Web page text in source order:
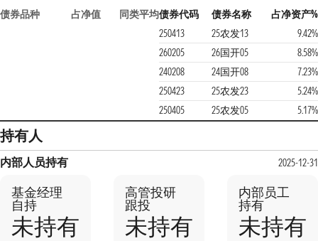
债券品种 占净值 同类平均债券代码
债券名称
占净资产%
250413
25农发13
9.42%
260205
26国开05
8.58%
240208
24国开08
7.23%
250423
25农发23
5.24%
250405
25农发05 5.17%
持有人
内部人员持有 2025-12-31
基金经理
自持
未持有
高管投研
跟投
未持有
内部员工
持有
未持有